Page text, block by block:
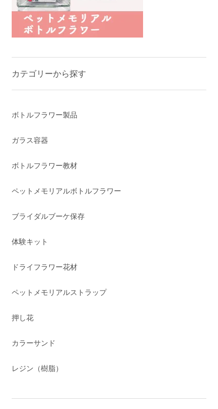
カテゴリーから探す
ボトルフラワー製品
ガラス容器
ボトルフラワー教材
ペットメモリアルボトルフラワー
ブライダルブーケ保存
体験キット
ドライフラワー花材
ペットメモリアルストラップ
押し花
カラーサンド
レジン（樹脂）